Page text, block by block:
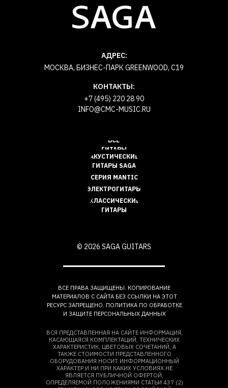
АДРЕС:
АКУСТИЧЕСКИЕ
ГИТАРЫ SAGA
ВСЕ
ГИТАРЫ
ЭЛЕКТРОГИТАРЫ
КЛАССИЧЕСКИЕ
ГИТАРЫ
СЕРИЯ MANTIC
© 2026 SAGA GUITARS
МОСКВА, БИЗНЕС-ПАРК GREENWOOD, С19
КОНТАКТЫ:
ВСЕ ПРАВА ЗАЩИЩЕНЫ. КОПИРОВАНИЕ
МАТЕРИАЛОВ С САЙТА БЕЗ ССЫЛКИ НА ЭТОТ
РЕСУРС ЗАПРЕЩЕНО. ПОЛИТИКА ПО ОБРАБОТКЕ
И ЗАЩИТЕ ПЕРСОНАЛЬНЫХ ДАННЫХ
+7 (495) 220 28 90
INFO@CMC-MUSIC.RU
ВСЯ ПРЕДСТАВЛЕННАЯ НА САЙТЕ ИНФОРМАЦИЯ,
КАСАЮЩАЯСЯ КОМПЛЕКТАЦИЙ, ТЕХНИЧЕСКИХ
ХАРАКТЕРИСТИК, ЦВЕТОВЫХ СОЧЕТАНИЙ, А
ТАКЖЕ СТОИМОСТИ ПРЕДСТАВЛЕННОГО
ОБОРУДОВАНИЯ НОСИТ ИНФОРМАЦИОННЫЙ
ХАРАКТЕР И НИ ПРИ КАКИХ УСЛОВИЯХ НЕ
ЯВЛЯЕТСЯ ПУБЛИЧНОЙ ОФЕРТОЙ,
ОПРЕДЕЛЯЕМОЙ ПОЛОЖЕНИЯМИ СТАТЬИ 437 (2)